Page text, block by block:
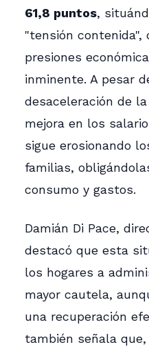
61,8 puntos,
"tensión contenida",
presiones
inminente. A pesar
desaceleración de
mejora en los
sigue erosionando
familias,
consumo y gastos.
Damián Di Pace,
destacó que esta
los hogares a
mayor cautela,
una recuperación
también señala